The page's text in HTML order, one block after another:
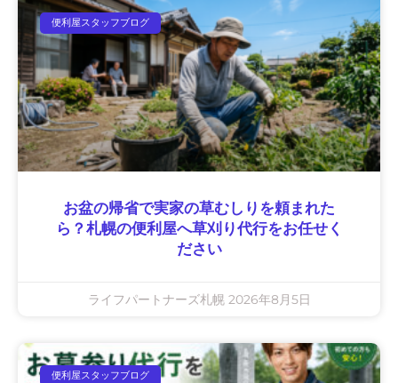
便利屋スタッフブログ
お盆の帰省で実家の草むしりを頼まれた
ら？札幌の便利屋へ草刈り代行をお任せく
ださい
ライフパートナーズ札幌 2026年8月5日
便利屋スタッフブログ